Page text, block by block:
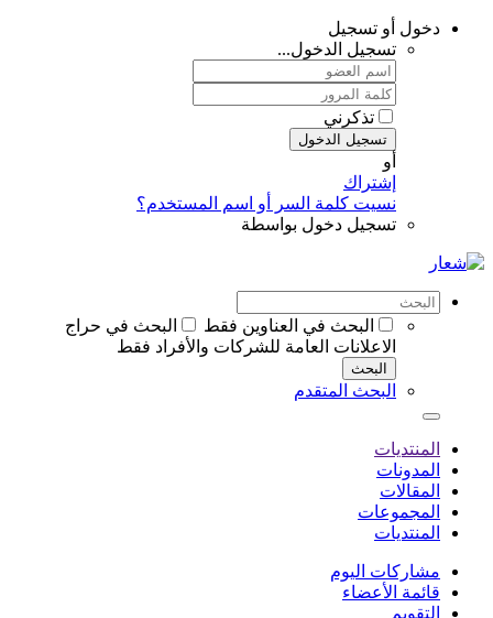
دخول أو تسجيل
تسجيل الدخول...
تذكرني
تسجيل الدخول
أو
إشتراك
نسيت كلمة السر أو اسم المستخدم؟
تسجيل دخول بواسطة
البحث في العناوين فقط
البحث في حراج
الاعلانات العامة للشركات والأفراد فقط
البحث
البحث المتقدم
المنتديات
المدونات
المقالات
المجموعات
المنتديات
مشاركات اليوم
قائمة الأعضاء
التقويم